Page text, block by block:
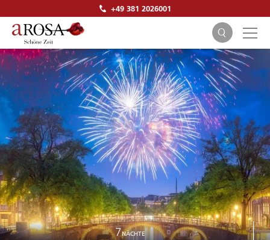
+49 381 2026001
SUCHEN
7NÄCHTE